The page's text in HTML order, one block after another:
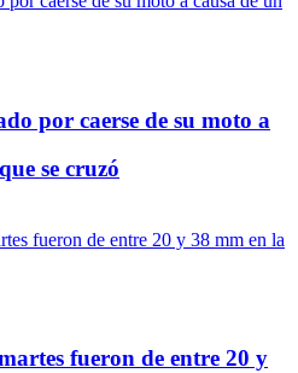
por caerse de su moto a
se cruzó
fueron de entre 20 y